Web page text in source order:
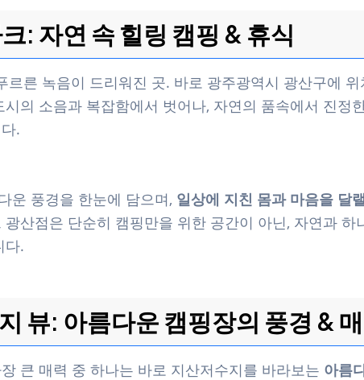
: 자연 속 힐링 캠핑 & 휴식
르른 녹음이 드리워진 곳. 바로 광주광역시 광산구에
의 소음과 복잡함에서 벗어나, 자연의 품속에서 진정
.
운 풍경을 한눈에 담으며, 일상에 지친 몸과 마음을 달
광산점은 단순히 캠핑만을 위한 공간이 아닌, 자연과 하
다.
뷰: 아름다운 캠핑장의 풍경 &
큰 매력 중 하나는 바로 지산저수지를 바라보는 아름